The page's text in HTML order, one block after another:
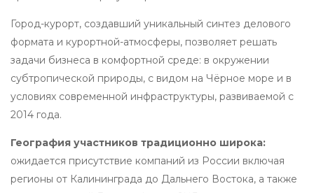
Город-курорт, создавший уникальный синтез делового
формата и курортной-атмосферы, позволяет решать
задачи бизнеса в комфортной среде: в окружении
субтропической природы, с видом на Чёрное море и в
условиях современной инфраструктуры, развиваемой с
2014 года.
География участников традиционно широка:
ожидается присутствие компаний из России включая
регионы от Калининграда до Дальнего Востока, а также